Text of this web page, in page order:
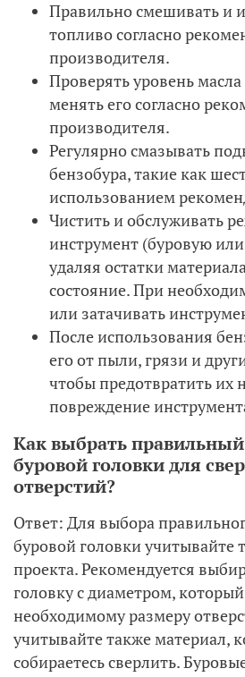
Правильно смешивать и
топливо согласно
производителя.
Проверять уровень
менять его согласно
производителя.
Регулярно смазывать
бензобура, такие как
использованием
Чистить и обслуживать
инструмент (буровую
удаляя остатки
состояние. При
или затачивать
После использования
его от пыли, грязи и
чтобы предотвратить их
повреждение
Как выбрать
буровой головки для
отверстий?
Ответ: Для выбора
буровой головки учитывайте
проекта. Рекомендуется
головку с диаметром, который
необходимому размеру
учитывайте также материал,
собираетесь сверлить.